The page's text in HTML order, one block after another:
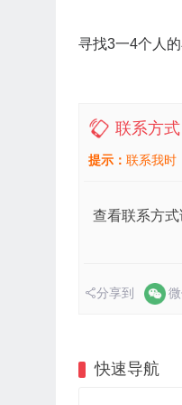
寻找3一4个人
联系方式
提示： 联系我时
查看联系方
分享到
快速导航